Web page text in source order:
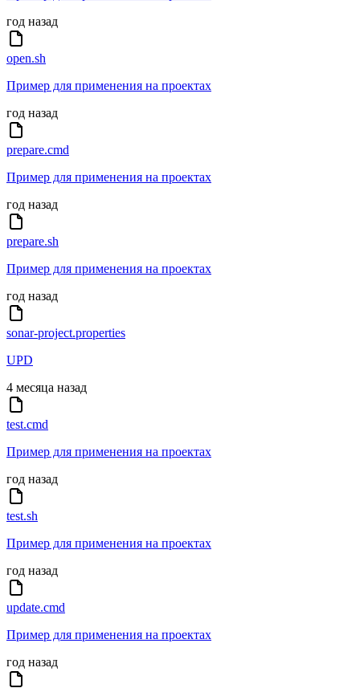
год назад
open.sh
Пример для применения на проектах
год назад
prepare.cmd
Пример для применения на проектах
год назад
prepare.sh
Пример для применения на проектах
год назад
sonar-project.properties
UPD
4 месяца назад
test.cmd
Пример для применения на проектах
год назад
test.sh
Пример для применения на проектах
год назад
update.cmd
Пример для применения на проектах
год назад